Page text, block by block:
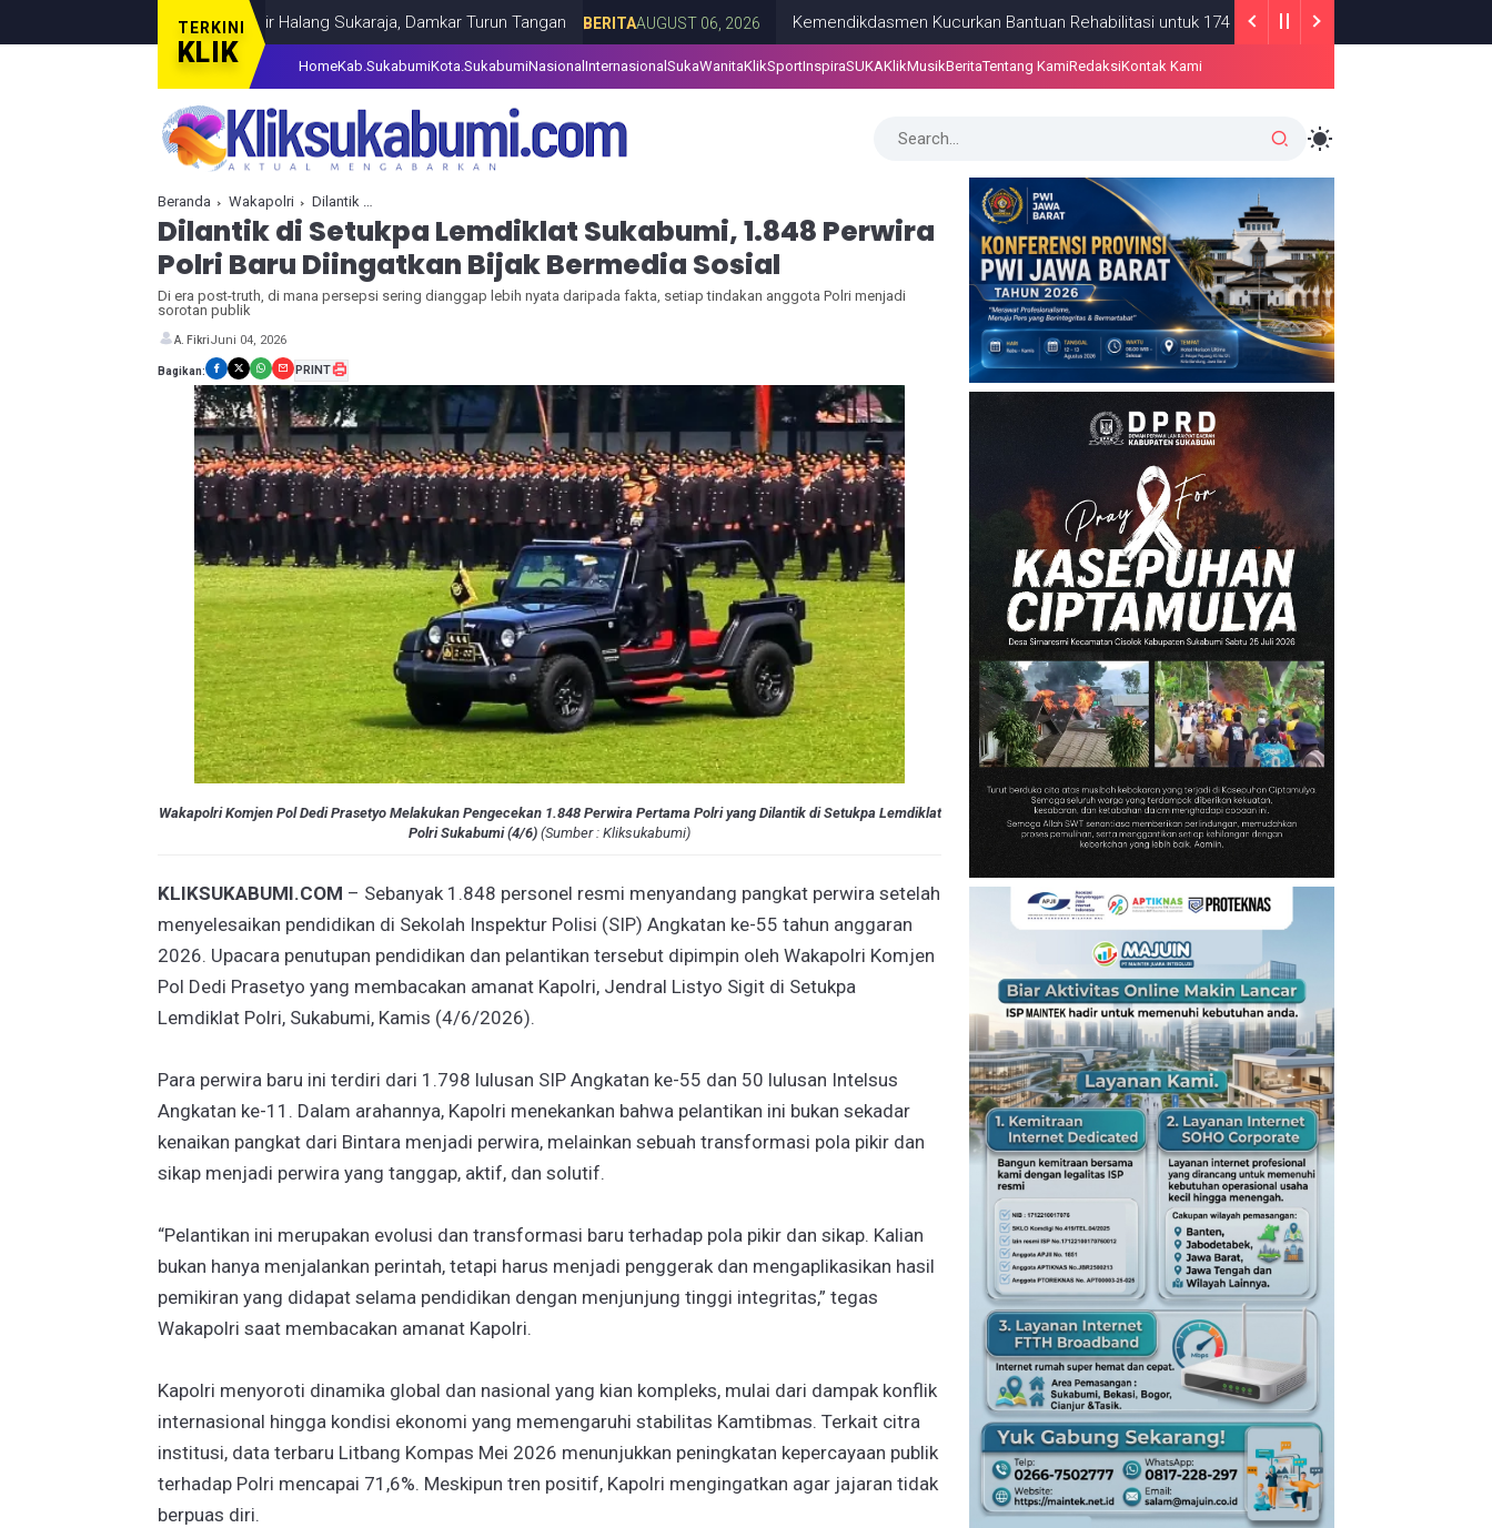
TERKINI
KLIK
Rumah Warga Pasir Halang Sukaraja, Damkar Turun Tangan BERITAAUGUST 06, 2026 Kemendikdasmen Kucurkan Bantuan Rehabilitasi untuk 174 SD dan SMP di Kabupaten Sukabumi
HomeKab.SukabumiKota.SukabumiNasional Internasional SukaWanitaKlikSportInspiraSUKAKlikMusikBeritaTentang KamiRedaksiKontak Kami
Beranda Wakapolri Dilantik di Setukpa Lemdiklat Sukabumi, 1.848 Perwira Polri Baru Diingatkan Bijak Bermedia Sosial
Dilantik di Setukpa Lemdiklat Sukabumi, 1.848 Perwira
Polri Baru Diingatkan Bijak Bermedia Sosial
Di era post-truth, di mana persepsi sering dianggap lebih nyata daripada fakta, setiap tindakan anggota Polri menjadi
sorotan publik
A. FikriJuni 04, 2026
Bagikan: PRINT
Wakapolri Komjen Pol Dedi Prasetyo Melakukan Pengecekan 1.848 Perwira Pertama Polri yang Dilantik di Setukpa Lemdiklat
Polri Sukabumi (4/6)(Sumber : Kliksukabumi)
KLIKSUKABUMI.COM – Sebanyak 1.848 personel resmi menyandang pangkat perwira setelah
menyelesaikan pendidikan di Sekolah Inspektur Polisi (SIP) Angkatan ke-55 tahun anggaran
2026. Upacara penutupan pendidikan dan pelantikan tersebut dipimpin oleh Wakapolri Komjen
Pol Dedi Prasetyo yang membacakan amanat Kapolri, Jendral Listyo Sigit di Setukpa
Lemdiklat Polri, Sukabumi, Kamis (4/6/2026).
Para perwira baru ini terdiri dari 1.798 lulusan SIP Angkatan ke-55 dan 50 lulusan Intelsus
Angkatan ke-11. Dalam arahannya, Kapolri menekankan bahwa pelantikan ini bukan sekadar
kenaikan pangkat dari Bintara menjadi perwira, melainkan sebuah transformasi pola pikir dan
sikap menjadi perwira yang tanggap, aktif, dan solutif.
“Pelantikan ini merupakan evolusi dan transformasi baru terhadap pola pikir dan sikap. Kalian
bukan hanya menjalankan perintah, tetapi harus menjadi penggerak dan mengaplikasikan hasil
pemikiran yang didapat selama pendidikan dengan menjunjung tinggi integritas,” tegas
Wakapolri saat membacakan amanat Kapolri.
Kapolri menyoroti dinamika global dan nasional yang kian kompleks, mulai dari dampak konflik
internasional hingga kondisi ekonomi yang memengaruhi stabilitas Kamtibmas. Terkait citra
institusi, data terbaru Litbang Kompas Mei 2026 menunjukkan peningkatan kepercayaan publik
terhadap Polri mencapai 71,6%. Meskipun tren positif, Kapolri mengingatkan agar jajaran tidak
berpuas diri.